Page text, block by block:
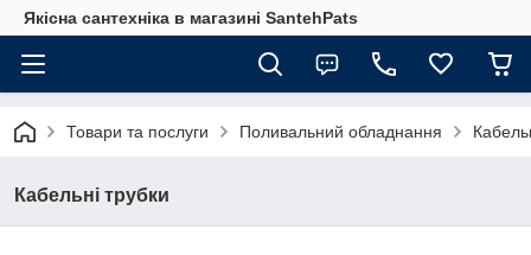
Якісна сантехніка в магазині SantehPats
Товари та послуги Поливальний обладнання
Кабельні трубки